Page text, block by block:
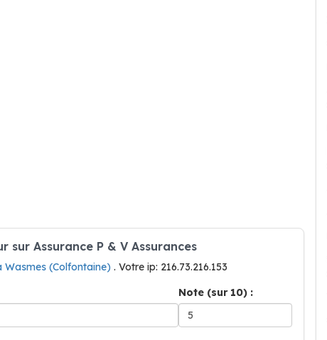
Assurance P & V Assurances
Wasmes (Colfontaine) . Votre ip: 216.73.216.153
Note (sur 10) :